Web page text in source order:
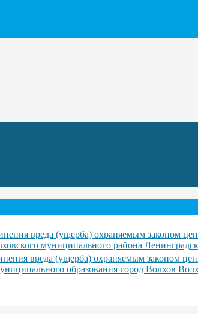
вреда (ущерба) охраняемым законом
муниципального района
вреда (ущерба) охраняемым законом
образования город Волхов